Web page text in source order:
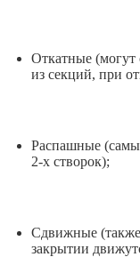
Откатные (могут
из секций, при
Распашные
2-х створок);
Сдвижные (также
закрытии